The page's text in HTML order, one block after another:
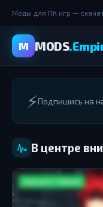
Моды для ПК игр —
M MODS
⚡Подпишись на
В центре
Fallout 4 / Fallout